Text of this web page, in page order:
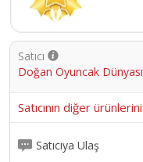
Satıcı
Doğan Oyuncak Dünyası
Satıcının diğer
Satıcıya Ulaş